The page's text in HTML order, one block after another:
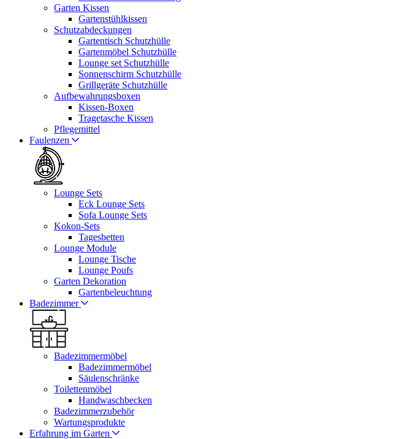
Garten Kissen
Gartenstühlkissen
Schutzabdeckungen
Gartentisch Schutzhülle
Gartenmöbel Schutzhülle
Lounge set Schutzhülle
Sonnenschirm Schutzhülle
Grillgeräte Schutzhülle
Aufbewahrungsboxen
Kissen-Boxen
Tragetasche Kissen
Pflegemittel
Faulenzen
Lounge Sets
Eck Lounge Sets
Sofa Lounge Sets
Kokon-Sets
Tagesbetten
Lounge Module
Lounge Tische
Lounge Poufs
Garten Dekoration
Gartenbeleuchtung
Badezimmer
Badezimmermöbel
Badezimmermöbel
Säulenschränke
Toilettenmöbel
Handwaschbecken
Badezimmerzubehör
Wartungsprodukte
Erfahrung im Garten